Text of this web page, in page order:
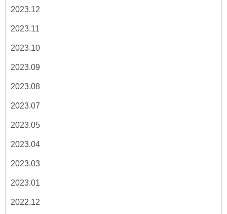
2023.12
2023.11
2023.10
2023.09
2023.08
2023.07
2023.05
2023.04
2023.03
2023.01
2022.12